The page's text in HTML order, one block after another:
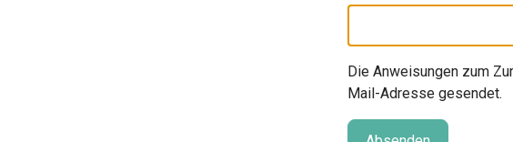
Die Anweisungen zum
Mail-Adresse gesendet.